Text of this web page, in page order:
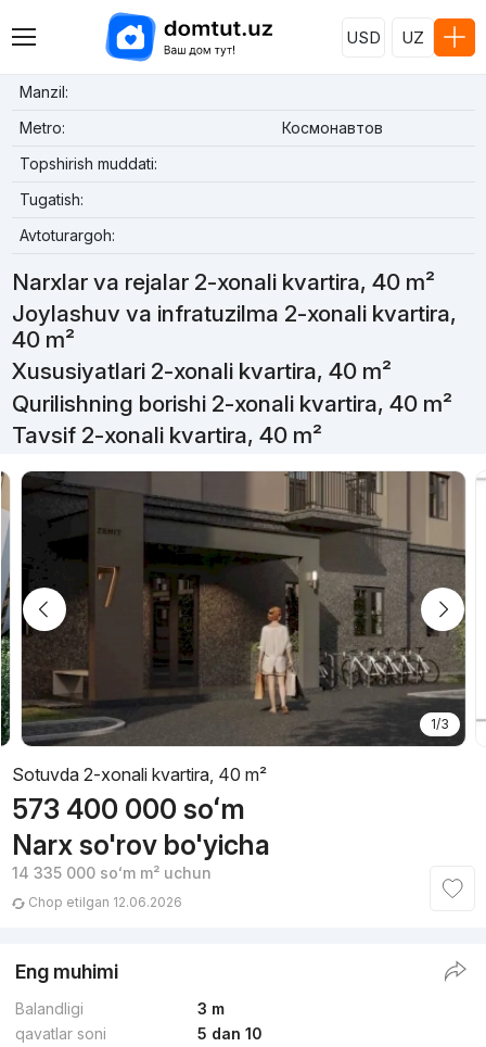
USD UZ
Manzil:
Metro:
Космонавтов
Topshirish muddati:
Tugatish:
Avtoturargoh:
Narxlar va rejalar 2-xonali kvartira, 40 m²
Joylashuv va infratuzilma 2-xonali kvartira,
40 m²
Xususiyatlari 2-xonali kvartira, 40 m²
Qurilishning borishi 2-xonali kvartira, 40 m²
Tavsif 2-xonali kvartira, 40 m²
1/3
Sotuvda 2-xonali kvartira, 40 m²
573 400 000 soʻm
Narx so'rov bo'yicha
14 335 000 soʻmm² uchun
Chop etilgan 12.06.2026
Eng muhimi
Balandligi
3 m
qavatlar soni
5 dan 10